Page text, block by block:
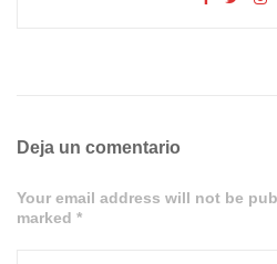
Deja un comentario
Your email address will not be
marked *